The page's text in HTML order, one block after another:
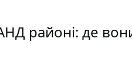
районі: де